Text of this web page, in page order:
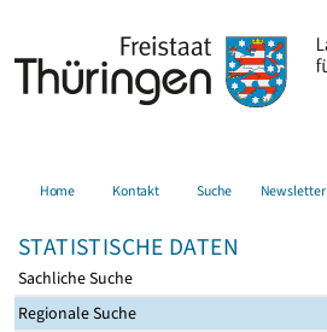
Home Kontakt Suche Newsletter
STATISTISCHE DATEN
Sachliche Suche
Regionale Suche